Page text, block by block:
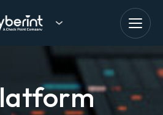
杜浦數位安全